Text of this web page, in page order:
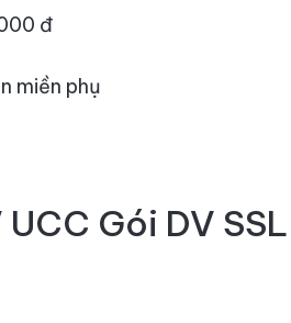
đ
miền phụ
Gói DV SSL